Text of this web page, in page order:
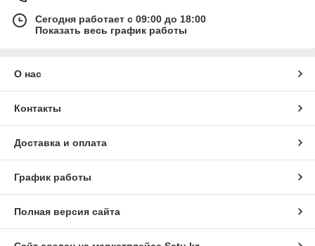
Сегодня работает с 09:00 до 18:00
Показать весь график работы
О нас
Контакты
Доставка и оплата
График работы
Полная версия сайта